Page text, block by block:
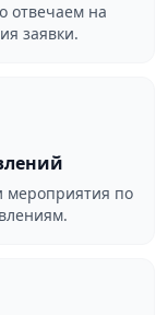
отвечаем на
заявки.
мероприятия по